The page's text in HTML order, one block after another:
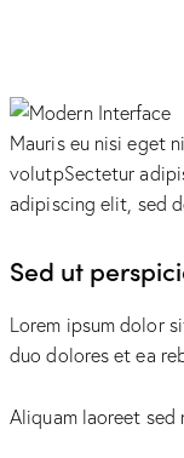
Mauris eu nisi eget
volutpSectetur
adipiscing elit, sed
Sed ut
Lorem ipsum dolor
duo dolores et ea
Aliquam laoreet sed